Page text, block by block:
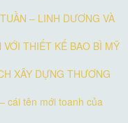
– LINH DƯƠNG VÀ
THIẾT KẾ BAO BÌ MỸ
XÂY DỰNG THƯƠNG
cái tên mới toanh của